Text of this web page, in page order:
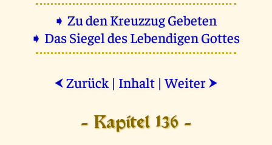
➧ Zu den Kreuzzug Gebeten
➧ Das Siegel des Lebendigen Gottes
⮜ Zurück | Inhalt |Weiter ⮞
- Kapitel 136 -